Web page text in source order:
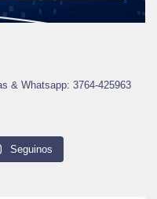
& Whatsapp: 3764-425963
Seguinos